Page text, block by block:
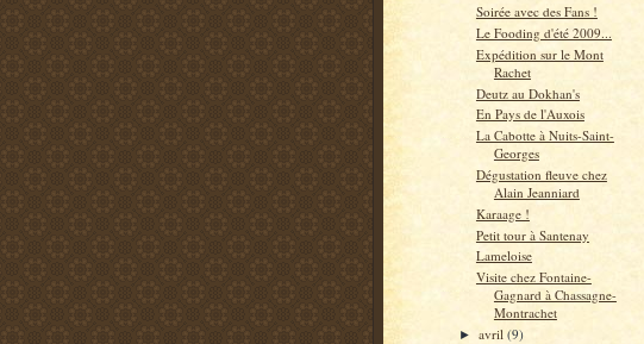
Soirée avec des Fans !
Le Fooding d'été 2009...
Expédition sur le Mont
Rachet
Deutz au Dokhan's
En Pays de l'Auxois
La Cabotte à Nuits-Saint-
Georges
Dégustation fleuve chez
Alain Jeanniard
Karaage !
Petit tour à Santenay
Lameloise
Visite chez Fontaine-
Gagnard à Chassagne-
Montrachet
►avril(9)